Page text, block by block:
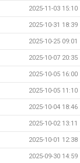
2025-11-03 15:10
2025-10-31 18:39
2025-10-25 09:01
2025-10-07 20:35
2025-10-05 16:00
2025-10-05 11:10
2025-10-04 18:46
2025-10-02 13:11
2025-10-01 12:38
2025-09-30 14:59